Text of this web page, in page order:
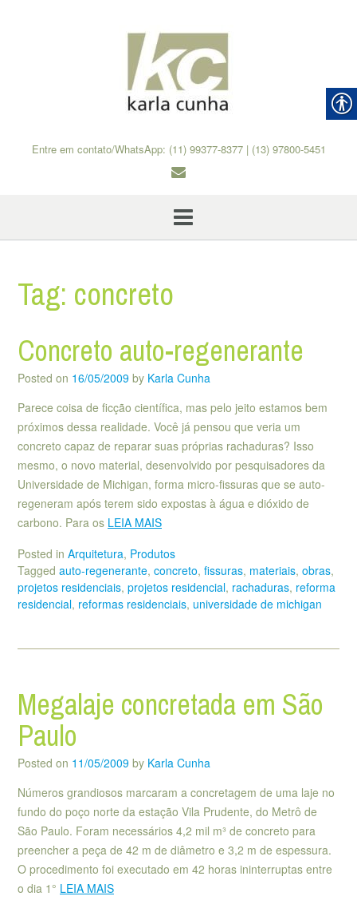
Entre em contato/WhatsApp: (11) 99377-8377 | (13) 97800-5451
Tag: concreto
Concreto auto-regenerante
Posted on 16/05/2009 by Karla Cunha
Parece coisa de ficção científica, mas pelo jeito estamos bem
próximos dessa realidade. Você já pensou que veria um
concreto capaz de reparar suas próprias rachaduras? Isso
mesmo, o novo material, desenvolvido por pesquisadores da
Universidade de Michigan, forma micro-fissuras que se auto-
regeneram após terem sido expostas à água e dióxido de
carbono. Para os LEIA MAIS
Posted in Arquitetura, Produtos
Tagged auto-regenerante, concreto, fissuras, materiais, obras,
projetos residenciais, projetos residencial, rachaduras, reforma
residencial, reformas residenciais, universidade de michigan
Megalaje concretada em São
Paulo
Posted on 11/05/2009 by Karla Cunha
Números grandiosos marcaram a concretagem de uma laje no
fundo do poço norte da estação Vila Prudente, do Metrô de
São Paulo. Foram necessários 4,2 mil m³ de concreto para
preencher a peça de 42 m de diâmetro e 3,2 m de espessura.
O procedimento foi executado em 42 horas ininterruptas entre
o dia 1° LEIA MAIS